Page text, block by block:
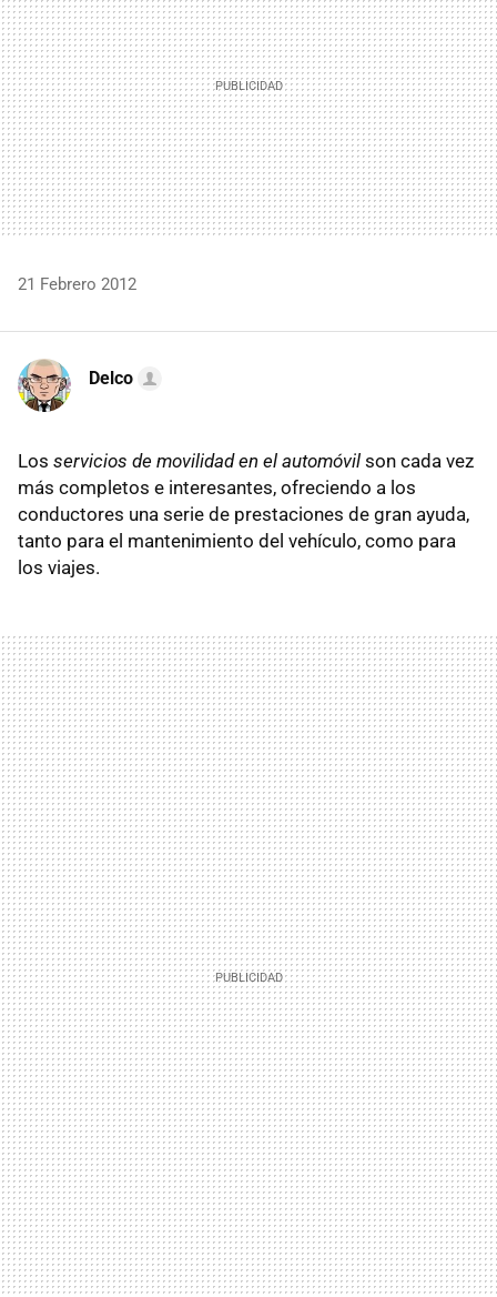
21 Febrero 2012
Delco
Los servicios de movilidad en el automóvil son cada vez
más completos e interesantes, ofreciendo a los
conductores una serie de prestaciones de gran ayuda,
tanto para el mantenimiento del vehículo, como para
los viajes.